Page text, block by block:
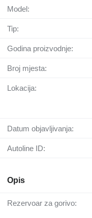
Model:
Tip:
Godina proizvodnje:
Broj mjesta:
Lokacija:
Datum objavljivanja:
Autoline ID:
Opis
Rezervoar za gorivo: